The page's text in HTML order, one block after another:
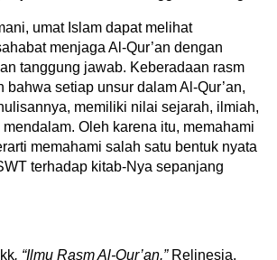
umat Islam dapat melihat
menjaga Al-Qur’an dengan
tanggung jawab. Keberadaan rasm
bahwa setiap unsur dalam Al-Qur’an,
memiliki nilai sejarah, ilmiah,
Oleh karena itu, memahami
memahami salah satu bentuk nyata
terhadap kitab-Nya sepanjang
. “Ilmu Rasm Al-Qur’an.”Relinesia,